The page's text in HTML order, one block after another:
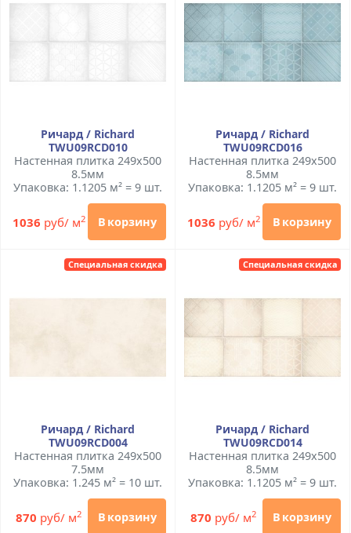
Ричард / Richard
TWU09RCD010
Настенная плитка 249x500
8.5мм
Упаковка: 1.1205 м² = 9 шт.
1036 руб/ м2 В корзину
Ричард / Richard
TWU09RCD016
Настенная плитка 249x500
8.5мм
Упаковка: 1.1205 м² = 9 шт.
1036 руб/ м2 В корзину
Специальная скидка
Ричард / Richard
TWU09RCD004
Настенная плитка 249x500
7.5мм
Упаковка: 1.245 м² = 10 шт.
870 руб/ м2 В корзину
Специальная скидка
Ричард / Richard
TWU09RCD014
Настенная плитка 249x500
8.5мм
Упаковка: 1.1205 м² = 9 шт.
870 руб/ м2 В корзину